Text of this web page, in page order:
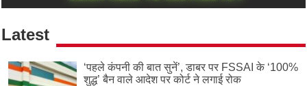
Latest
‘पहले कंपनी की बात सुनें’, डाबर पर FSSAI के ‘100%
शुद्ध’ बैन वाले आदेश पर कोर्ट ने लगाई रोक